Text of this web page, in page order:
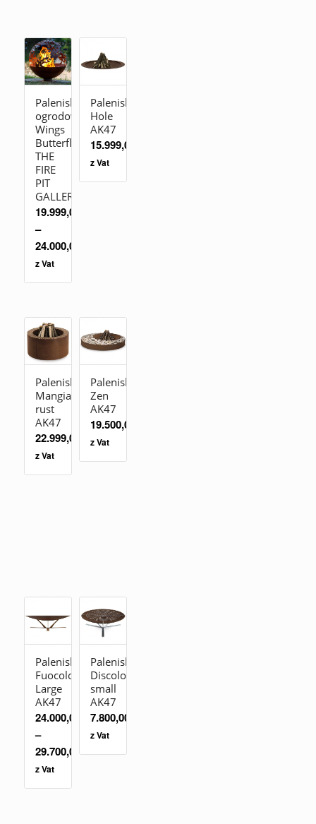
Palenisko
ogrodowe
Wings
Butterfly
THE
FIRE
PIT
GALLERY
19.999,00
–
24.000,00
z Vat
Palenisko
Hole
AK47
15.999,00
z Vat
Palenisko
Mangiafuoco
rust
AK47
22.999,00
z Vat
Palenisko
Zen
AK47
19.500,00
z Vat
Palenisko
Fuocolo
Large
AK47
24.000,00
–
29.700,00zł
z Vat
Palenisko
Discolo
small
AK47
7.800,00
z Vat